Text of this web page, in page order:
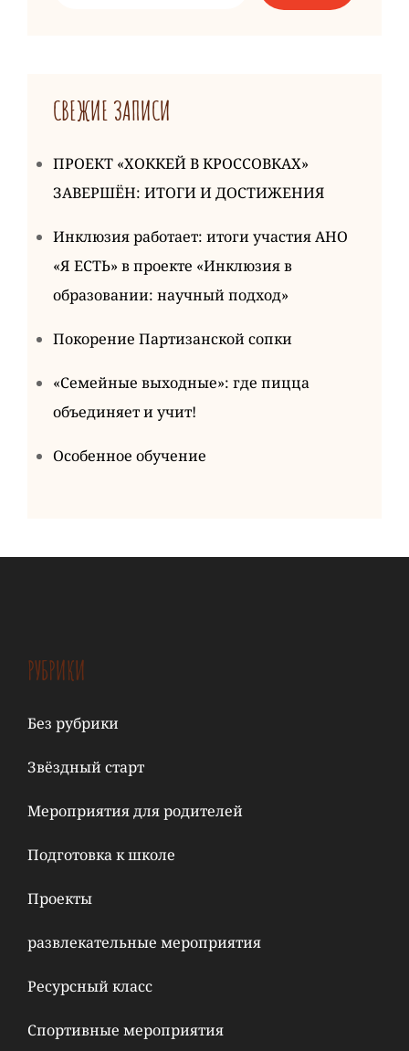
СВЕЖИЕ ЗАПИСИ
ПРОЕКТ «ХОККЕЙ В КРОССОВКАХ»
ЗАВЕРШЁН: ИТОГИ И ДОСТИЖЕНИЯ
Инклюзия работает: итоги участия АНО
«Я ЕСТЬ» в проекте «Инклюзия в
образовании: научный подход»
Покорение Партизанской сопки
«Семейные выходные»: где пицца
объединяет и учит!
Особенное обучение
РУБРИКИ
Без рубрики
Звёздный старт
Мероприятия для родителей
Подготовка к школе
Проекты
развлекательные мероприятия
Ресурсный класс
Спортивные мероприятия